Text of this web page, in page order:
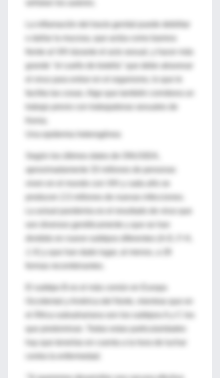
La inflamación del tracto genital puede debilitar
el virus para entrar en el organismo, lo que le
facilita las cosas. Algo que también corrobora un
Una epidemia heterogénea
Según los últimos datos de ONUSIDA,
aproximadamente 33 millones de personas
son diversos genéticamente y que se han
J, K) y que han dado lugar, al menos, a 28
El subtipo B es el más común en Europa